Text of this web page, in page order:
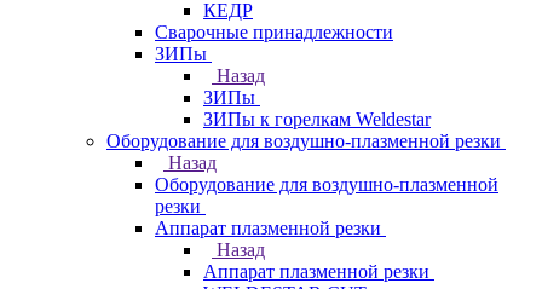
КЕДР
Сварочные принадлежности
ЗИПы
Назад
ЗИПы
ЗИПы к горелкам Weldestar
Оборудование для воздушно-плазменной резки
Назад
Оборудование для воздушно-плазменной
резки
Аппарат плазменной резки
Назад
Аппарат плазменной резки